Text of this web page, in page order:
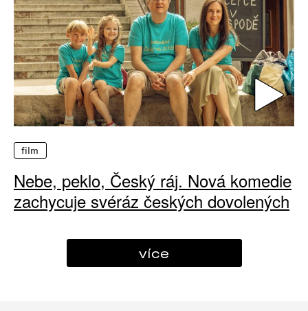
film
Nebe, peklo, Český ráj. Nová komedie
zachycuje svéráz českých dovolených
více